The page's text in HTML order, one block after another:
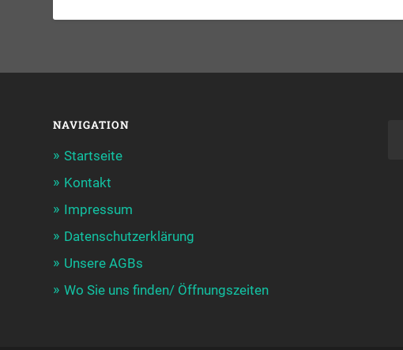
NAVIGATION
Startseite
Kontakt
Impressum
Datenschutzerklärung
Unsere AGBs
Wo Sie uns finden/ Öffnungszeiten